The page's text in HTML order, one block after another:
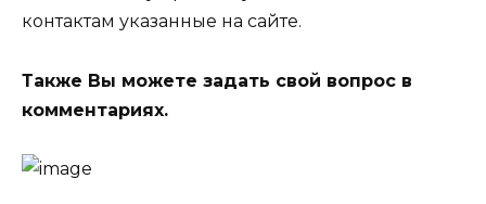
контактам указанные на сайте.
Также Вы можете задать свой вопрос в
комментариях.